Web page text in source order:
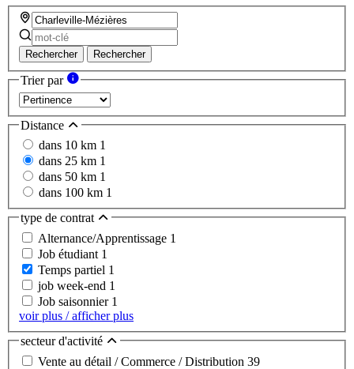
Rechercher Rechercher
Trier par
Distance
dans 10 km 1
dans 25 km 1
dans 50 km 1
dans 100 km 1
type de contrat
Alternance/Apprentissage 1
Job étudiant 1
Temps partiel 1
job week-end 1
Job saisonnier 1
voir plus / afficher plus
secteur d'activité
Vente au détail / Commerce / Distribution 39